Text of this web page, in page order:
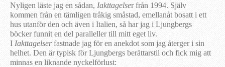
Nyligen läste jag en sådan, Iakttagelser från 1994. Själv
kommen från en tämligen tråkig småstad, emellanåt bosatt i ett
hus utanför den och även i Italien, så har jag i Ljungbergs
böcker funnit en del paralleller till mitt eget liv.
I Iakttagelserfastnade jag för en anekdot som jag återger i sin
helhet. Den är typisk för Ljungbergs berättarstil och fick mig att
minnas en liknande nyckelförlust: